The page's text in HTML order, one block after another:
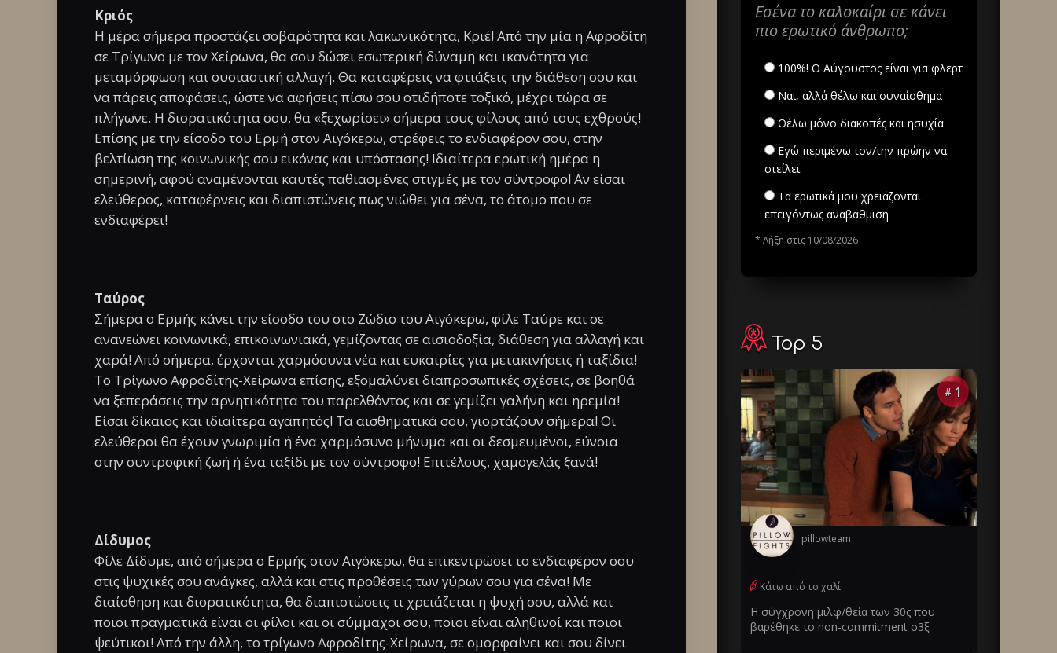
Κριός
Η μέρα σήμερα προστάζει σοβαρότητα και λακωνικότητα, Κριέ! Από την μία η Αφροδίτη
σε Τρίγωνο με τον Χείρωνα, θα σου δώσει εσωτερική δύναμη και ικανότητα για
μεταμόρφωση και ουσιαστική αλλαγή. Θα καταφέρεις να φτιάξεις την διάθεση σου και
να πάρεις αποφάσεις, ώστε να αφήσεις πίσω σου οτιδήποτε τοξικό, μέχρι τώρα σε
πλήγωνε. Η διορατικότητα σου, θα «ξεχωρίσει» σήμερα τους φίλους από τους εχθρούς!
Επίσης με την είσοδο του Ερμή στον Αιγόκερω, στρέφεις το ενδιαφέρον σου, στην
βελτίωση της κοινωνικής σου εικόνας και υπόστασης! Ιδιαίτερα ερωτική ημέρα η
σημερινή, αφού αναμένονται καυτές παθιασμένες στιγμές με τον σύντροφο! Αν είσαι
ελεύθερος, καταφέρνεις και διαπιστώνεις πως νιώθει για σένα, το άτομο που σε
ενδιαφέρει!
Ταύρος
Σήμερα ο Ερμής κάνει την είσοδο του στο Ζώδιο του Αιγόκερω, φίλε Ταύρε και σε
ανανεώνει κοινωνικά, επικοινωνιακά, γεμίζοντας σε αισιοδοξία, διάθεση για αλλαγή και
χαρά! Από σήμερα, έρχονται χαρμόσυνα νέα και ευκαιρίες για μετακινήσεις ή ταξίδια!
Το Τρίγωνο Αφροδίτης-Χείρωνα επίσης, εξομαλύνει διαπροσωπικές σχέσεις, σε βοηθά
να ξεπεράσεις την αρνητικότητα του παρελθόντος και σε γεμίζει γαλήνη και ηρεμία!
Είσαι δίκαιος και ιδιαίτερα αγαπητός! Τα αισθηματικά σου, γιορτάζουν σήμερα! Οι
ελεύθεροι θα έχουν γνωριμία ή ένα χαρμόσυνο μήνυμα και οι δεσμευμένοι, εύνοια
στην συντροφική ζωή ή ένα ταξίδι με τον σύντροφο! Επιτέλους, χαμογελάς ξανά!
Δίδυμος
Φίλε Δίδυμε, από σήμερα ο Ερμής στον Αιγόκερω, θα επικεντρώσει το ενδιαφέρον σου
στις ψυχικές σου ανάγκες, αλλά και στις προθέσεις των γύρων σου για σένα! Με
διαίσθηση και διορατικότητα, θα διαπιστώσεις τι χρειάζεται η ψυχή σου, αλλά και
ποιοι πραγματικά είναι οι φίλοι και οι σύμμαχοι σου, ποιοι είναι αληθινοί και ποιοι
ψεύτικοι! Από την άλλη, το τρίγωνο Αφροδίτης-Χείρωνα, σε ομορφαίνει και σου δίνει
Εσένα το καλοκαίρι σε κάνει
πιο ερωτικό άνθρωπο;
100%! Ο Αύγουστος είναι για φλερτ
Ναι, αλλά θέλω και συναίσθημα
Θέλω μόνο διακοπές και ησυχία
Εγώ περιμένω τον/την πρώην να
στείλει
Τα ερωτικά μου χρειάζονται
επειγόντως αναβάθμιση
* Λήξη στις 10/08/2026
Top 5
# 1
pillowteam
Κάτω από το χαλί
Η σύγχρονη μιλφ/θεία των 30ς που
βαρέθηκε το non-commitment σ3ξ